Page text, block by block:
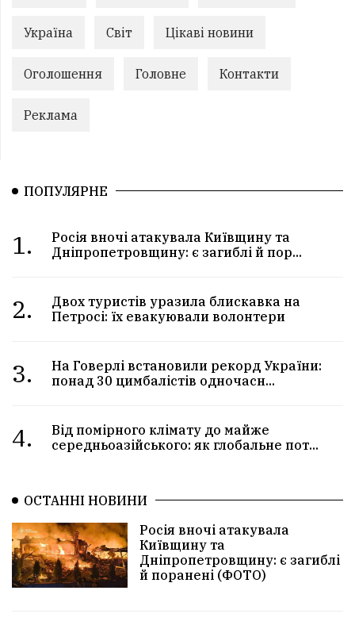
Україна Світ Цікаві новини
Оголошення Головне Контакти
Реклама
ПОПУЛЯРНЕ
1.
Росія вночі атакувала Київщину та
Дніпропетровщину: є загиблі й пор...
2.
Двох туристів уразила блискавка на
Петросі: їх евакуювали волонтери
3.
На Говерлі встановили рекорд України:
понад 30 цимбалістів одночасн...
4.
Від помірного клімату до майже
середньоазійського: як глобальне пот...
ОСТАННІ НОВИНИ
Росія вночі атакувала
Київщину та
Дніпропетровщину: є загиблі
й поранені (ФОТО)